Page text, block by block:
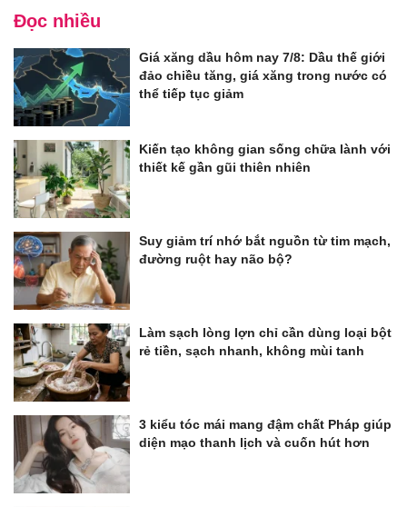
Đọc nhiều
Giá xăng dầu hôm nay 7/8: Dầu thế giới
đảo chiều tăng, giá xăng trong nước có
thể tiếp tục giảm
Kiến tạo không gian sống chữa lành với
thiết kế gần gũi thiên nhiên
Suy giảm trí nhớ bắt nguồn từ tim mạch,
đường ruột hay não bộ?
Làm sạch lòng lợn chỉ cần dùng loại bột
rẻ tiền, sạch nhanh, không mùi tanh
3 kiểu tóc mái mang đậm chất Pháp giúp
diện mạo thanh lịch và cuốn hút hơn